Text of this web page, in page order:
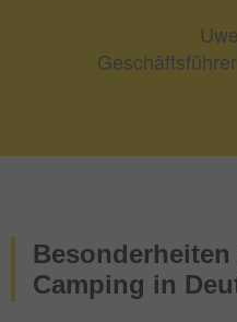
Camping in